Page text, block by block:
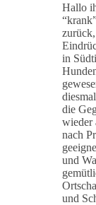
Hallo
in
die
wieder
nach
und
und